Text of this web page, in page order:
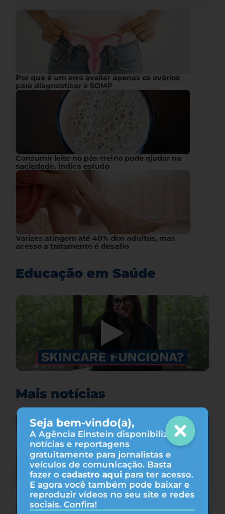
Seja bem-vindo(a),
A Agência Einstein disponibiliza
notícias e reportagens
gratuitamente para jornalistas e
veículos de comunicação. Basta
fazer o cadastro aqui para ter acesso.
E agora você também pode baixar e
reproduzir vídeos no seu site e redes
sociais. Confira!
Por que é um erro avaliar apenas os ovários
para diagnosticar a SOMP
Consumir leite no pós-treino pode ajudar na
saciedade, indica estudo
Varizes atingem até 40% dos adultos, mas
acesso a tratamento é desafio
Educação em Saúde
Mais notícias